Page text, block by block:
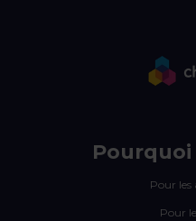
Pour les
Pour